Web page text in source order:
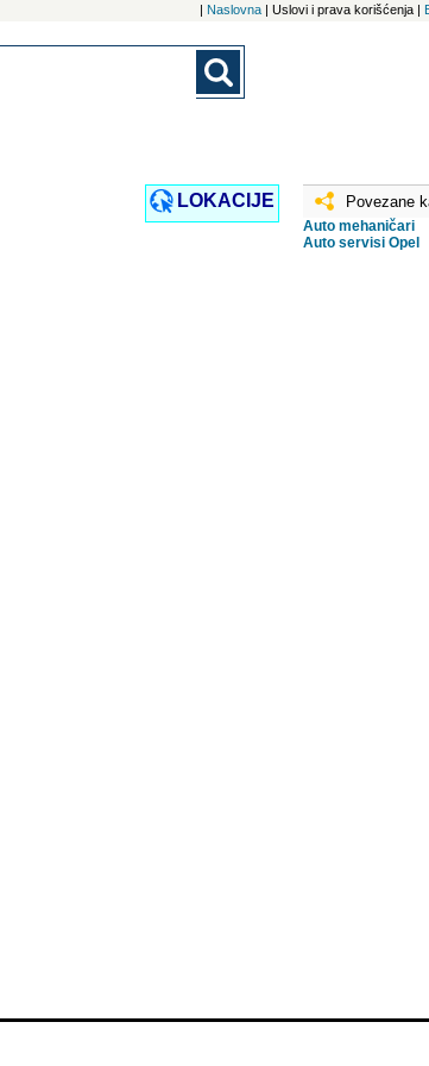
| Naslovna | Uslovi i prava korišćenja |
LOKACIJE Povezane
Auto mehaničari
Auto servisi Opel